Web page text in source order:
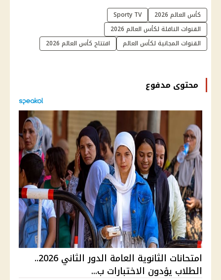
كأس العالم 2026
Sporty TV
القنوات الناقلة لكأس العالم 2026
القنوات المجانية لكأس العالم
افتتاح كأس العالم 2026
محتوى مدفوع
امتحانات الثانوية العامة الدور الثاني 2026..
الطلاب يؤدون الاختبارات ب...